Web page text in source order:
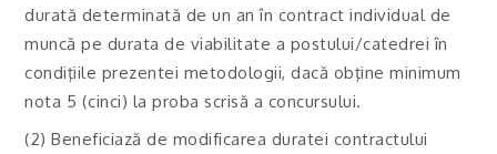
durată determinată de un an în contract individual de
muncă pe durata de viabilitate a postului/catedrei în
condiţiile prezentei metodologii, dacă obţine minimum
nota 5 (cinci) la proba scrisă a concursului.
(2) Beneficiază de modificarea duratei contractului